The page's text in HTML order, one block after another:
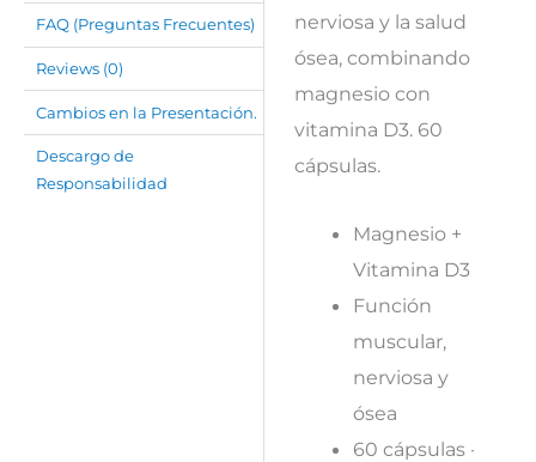
FAQ (Preguntas Frecuentes)
Reviews (0)
Cambios en la Presentación.
Descargo de
Responsabilidad
nerviosa y la salud
ósea, combinando
magnesio con
vitamina D3. 60
cápsulas.
Magnesio +
Vitamina D3
Función
muscular,
nerviosa y
ósea
60 cápsulas ·